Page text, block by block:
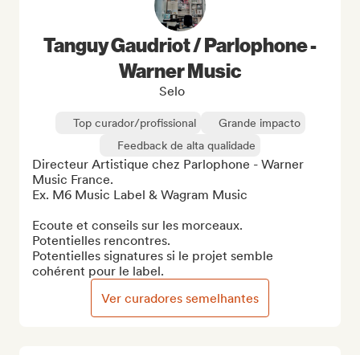
Tanguy Gaudriot / Parlophone -
Warner Music
Selo
Top curador/profissional
Grande impacto
Feedback de alta qualidade
Directeur Artistique chez Parlophone - Warner
Music France.
Ex. M6 Music Label & Wagram Music
Ecoute et conseils sur les morceaux.
Potentielles rencontres.
Potentielles signatures si le projet semble
cohérent pour le label.
Ver curadores semelhantes